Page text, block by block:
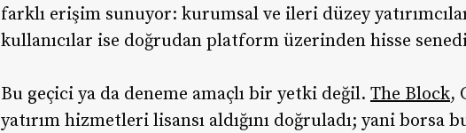
farklı erişim sunuyor: kurumsal ve ileri düzey
kullanıcılar ise doğrudan platform üzerinden hisse
Bu geçici ya da deneme amaçlı bir yetki değil. The Block,
yatırım hizmetleri lisansı aldığını doğruladı; yani borsa